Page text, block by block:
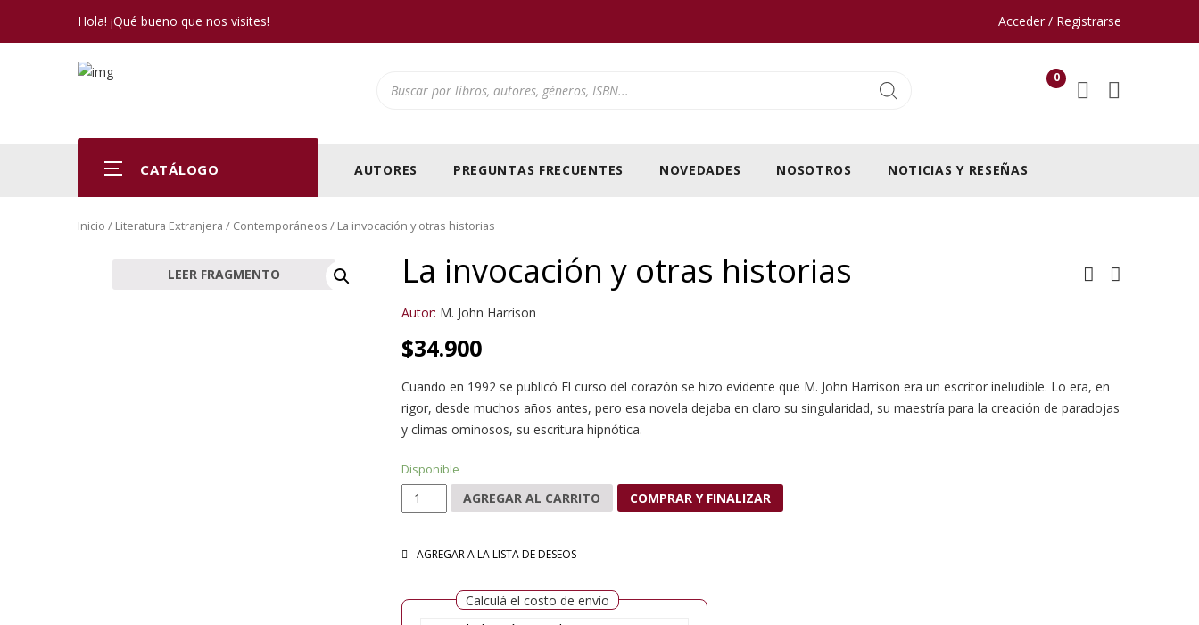
Hola! ¡Qué bueno que nos visites! Acceder / Registrarse
0
CATÁLOGO AUTORES PREGUNTAS FRECUENTES NOVEDADES NOSOTROS NOTICIAS Y RESEÑAS
Inicio / Literatura Extranjera / Contemporáneos / La invocación y otras historias
LEER FRAGMENTO La invocación y otras historias
Autor: M. John Harrison
$34.900
Cuando en 1992 se publicó El curso del corazón se hizo evidente que M. John Harrison era un escritor ineludible. Lo era, en
rigor, desde muchos años antes, pero esa novela dejaba en claro su singularidad, su maestría para la creación de paradojas
y climas ominosos, su escritura hipnótica.
Disponible
La invocación y otras historias cantidad
AGREGAR AL CARRITO COMPRAR Y FINALIZAR
AGREGAR A LA LISTA DE DESEOS
Calculá el costo de envío